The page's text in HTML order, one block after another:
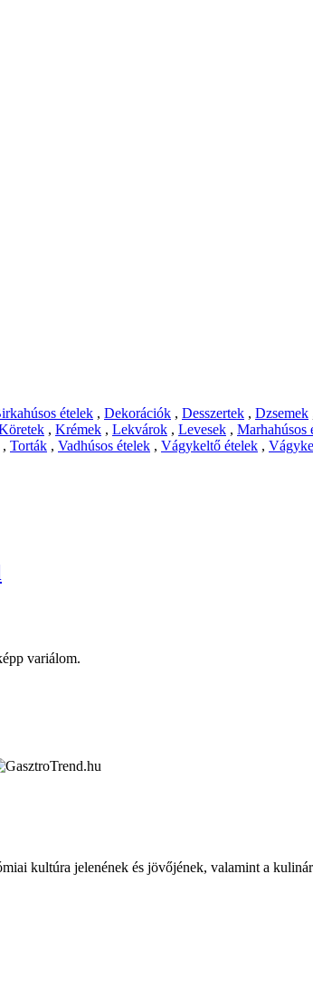
ételek , Dekorációk , Desszertek , Dzsemek
, Krémek , Lekvárok , Levesek , Marhahúsos
, Torták , Vadhúsos ételek , Vágykeltő ételek ,
variálom.
kultúra jelenének és jövőjének, valamint a